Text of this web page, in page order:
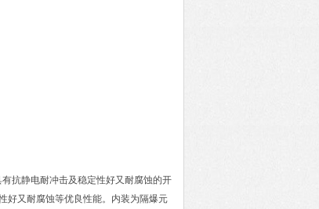
抗静电耐冲击及稳定性好又耐腐蚀的开
好又耐腐蚀等优良性能。内装为隔爆元